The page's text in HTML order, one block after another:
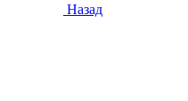
Назад